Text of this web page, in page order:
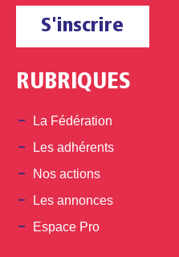
S'inscrire
RUBRIQUES
La Fédération
Les adhérents
Nos actions
Les annonces
Espace Pro